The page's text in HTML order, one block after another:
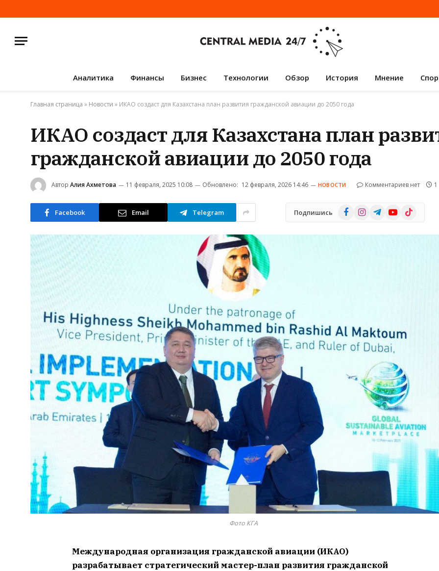
Аналитика Финансы Бизнес Технологии Обзор История Мнение
Главная страница » Новости » ИКАО создаст для Казахстана план развития гражданской авиации до 2050 года
ИКАО создаст для Казахстана план
гражданской авиации до 2050 года
Автор Алия Ахметова 11 февраля, 2025 10:08 Обновлено: 12 февраля, 2026 14:46 НОВОСТИ Комментариев нет
Facebook Email Telegram Подпишись FacebookInstagramTelegramYouTube
TikTok
Фото КГА
Международная организация гражданской авиации (ИКАО)
разрабатывает стратегический мастер-план развития гражданской